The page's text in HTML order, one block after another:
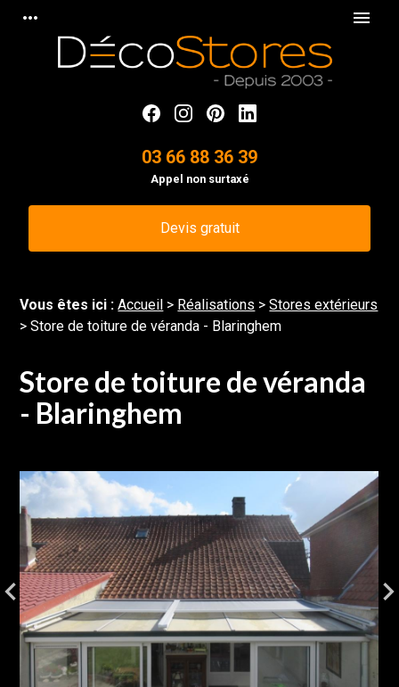
more_horiz menu
03 66 88 36 39
Appel non surtaxé
Devis gratuit
Vous êtes ici :Accueil > Réalisations >Stores extérieurs
>Store de toiture de véranda - Blaringhem
Store de toiture de véranda
- Blaringhem